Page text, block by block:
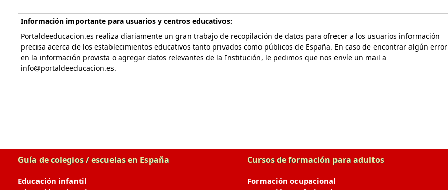
Información importante para usuarios y centros educativos:
Portaldeeducacion.es realiza diariamente un gran trabajo de recopilación de datos para ofrecer a los usuarios información
precisa acerca de los establecimientos educativos tanto privados como públicos de España. En caso de encontrar algún error
en la información provista o agregar datos relevantes de la Institución, le pedimos que nos envíe un mail a
info@portaldeeducacion.es.
Guía de colegios / escuelas en España
Educación infantil
Cursos de formación para adultos
Formación ocupacional